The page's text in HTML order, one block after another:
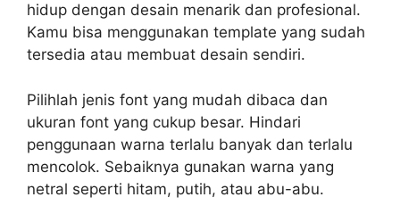
hidup dengan desain menarik dan profesional.
Kamu bisa menggunakan template yang sudah
tersedia atau membuat desain sendiri.
Pilihlah jenis font yang mudah dibaca dan
ukuran font yang cukup besar. Hindari
penggunaan warna terlalu banyak dan terlalu
mencolok. Sebaiknya gunakan warna yang
netral seperti hitam, putih, atau abu-abu.